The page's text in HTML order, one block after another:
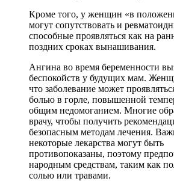
Кроме того, у женщин «в
могут сопутствовать и
способные проявляться как на
поздних сроках вынашивания.
Ангина во время беременности
беспокойств у будущих мам.
что заболевание может
болью в горле, повышенной
общим недомоганием. Многие
врачу, чтобы получить
безопасным методам лечения.
некоторые лекарства могут быть
противопоказаны, поэтому
народным средствам, таким как
солью или травами.